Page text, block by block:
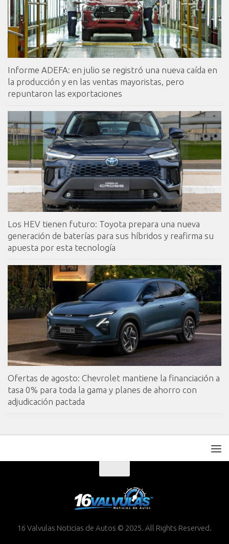
Informe ADEFA: en julio se registró una nueva caída en
la producción y en las ventas mayoristas, pero
repuntaron las exportaciones
Los HEV tienen futuro: Toyota prepara una nueva
generación de baterías para sus híbridos y reafirma su
apuesta por esta tecnología
Ofertas de agosto: Chevrolet mantiene la financiación a
tasa 0% para toda la gama y planes de ahorro con
adjudicación pactada
16 Valvulas Noticias de Autos © 2025. All Rights Reserved.